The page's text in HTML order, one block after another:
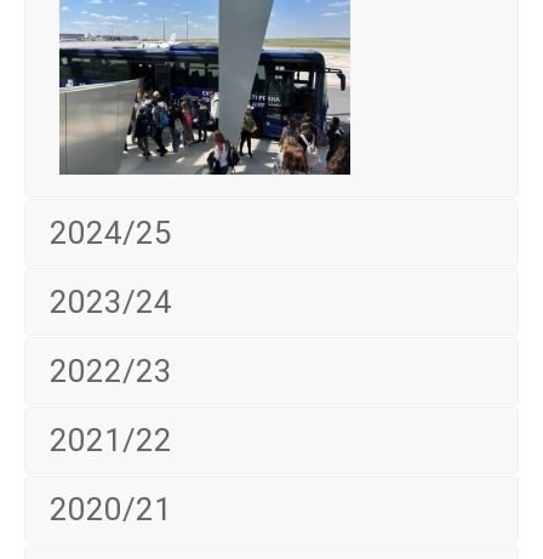
2024/25
2023/24
2022/23
2021/22
2020/21